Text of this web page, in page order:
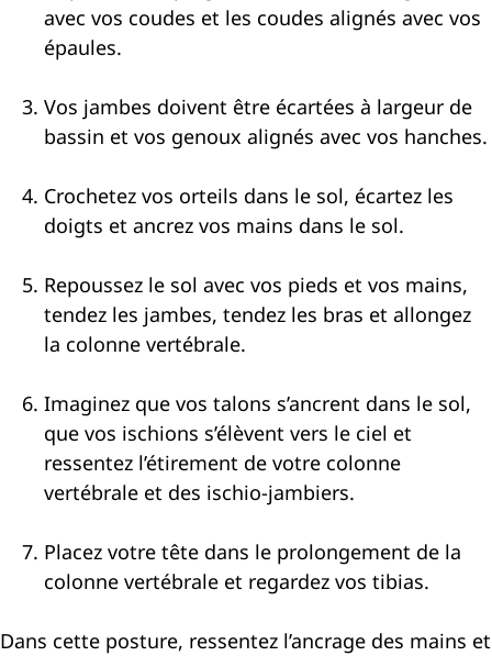
avec vos coudes et les coudes alignés avec vos
épaules.
Vos jambes doivent être écartées à largeur de
bassin et vos genoux alignés avec vos hanches.
Crochetez vos orteils dans le sol, écartez les
doigts et ancrez vos mains dans le sol.
Repoussez le sol avec vos pieds et vos mains,
tendez les jambes, tendez les bras et allongez
la colonne vertébrale.
Imaginez que vos talons s’ancrent dans le sol,
que vos ischions s’élèvent vers le ciel et
ressentez l’étirement de votre colonne
vertébrale et des ischio-jambiers.
Placez votre tête dans le prolongement de la
colonne vertébrale et regardez vos tibias.
Dans cette posture, ressentez l’ancrage des mains et